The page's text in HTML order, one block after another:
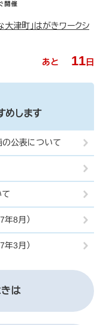
大津町」はがきワークシ
あと 11日
めします
公表について
年8月）
年3月）
は